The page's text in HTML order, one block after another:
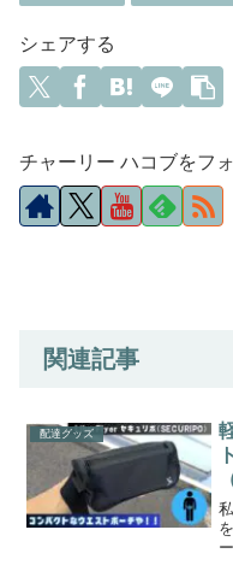
シェアする
チャーリー ハコブをフ
関連記事
配達グッズ